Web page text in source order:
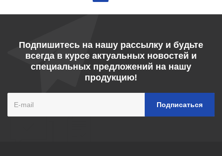
Подпишитесь на нашу рассылку и будьте
всегда в курсе актуальных новостей и
специальных предложений на нашу
продукцию!